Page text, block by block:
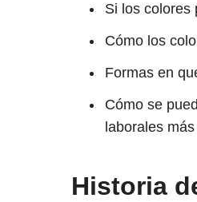
Si los colores
Cómo los
Formas en
Cómo se
laborales
Historia